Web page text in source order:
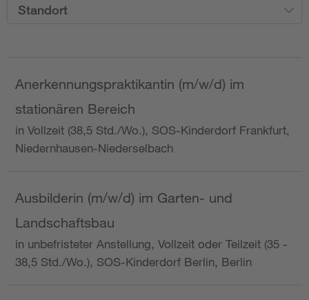
Standort
Anerkennungspraktikantin (m/w/d) im
stationären Bereich
in Vollzeit (38,5 Std./Wo.), SOS-Kinderdorf Frankfurt,
Niedernhausen-Niederselbach
Ausbilderin (m/w/d) im Garten- und
Landschaftsbau
in unbefristeter Anstellung, Vollzeit oder Teilzeit (35 -
38,5 Std./Wo.), SOS-Kinderdorf Berlin, Berlin